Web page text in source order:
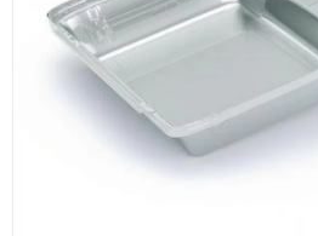
Упаковка для суши
Бумажные пакеты и уголки
Картонные коробки